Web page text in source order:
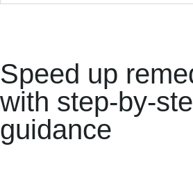
Speed up
with step-by-
guidance